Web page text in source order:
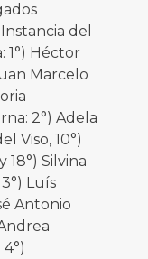
del
1°) Héctor
Marcelo
2°) Adela
Viso, 10°)
Silvina
Luís
Antonio